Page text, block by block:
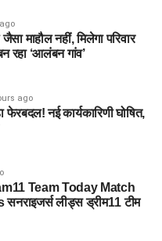
का हिस्सा महसूस कर
है तलाश
5 एकड़ जमीन की आवश्यकता
देहरादून जिले या उसके
उपयुक्त जमीन उपलब्ध
और आसपास के क्षेत्रों में
को उम्मीद है कि हरिद्वार में
में भी एक जमीन को लेकर
माहौल नहीं, मिलेगा परिवार
रहा ‘आलंबन गांव’
ago
नई कार्यकारिणी घोषित,
Team Today Match
सनराइजर्स लीड्स ड्रीम11 टीम